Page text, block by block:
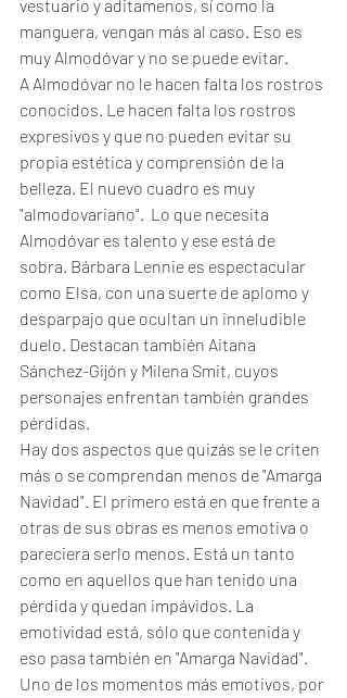
vestuario y aditamenos, sí como la
manguera, vengan más al caso. Eso es
muy Almodóvar y no se puede evitar.
A Almodóvar no le hacen falta los rostros
conocidos. Le hacen falta los rostros
expresivos y que no pueden evitar su
propia estética y comprensión de la
belleza. El nuevo cuadro es muy
"almodovariano".  Lo que necesita
Almodóvar es talento y ese está de
sobra. Bárbara Lennie es espectacular
como Elsa, con una suerte de aplomo y
desparpajo que ocultan un inneludible
duelo. Destacan también Aitana
Sánchez-Gijón y Milena Smit, cuyos
personajes enfrentan también grandes
pérdidas.
Hay dos aspectos que quizás se le criten
más o se comprendan menos de "Amarga
Navidad". El primero está en que frente a
otras de sus obras es menos emotiva o
pareciera serlo menos. Está un tanto
como en aquellos que han tenido una
pérdida y quedan impávidos. La
emotividad está, sólo que contenida y
eso pasa también en "Amarga Navidad".
Uno de los momentos más emotivos, por